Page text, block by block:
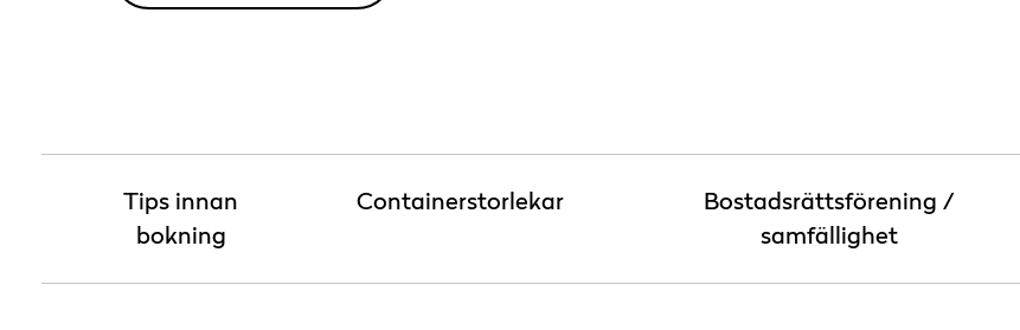
Tips innan
bokning
Containerstorlekar
Bostadsrättsförening /
samfällighet